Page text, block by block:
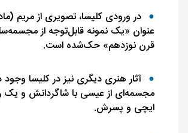
در ورودی کلیسا، تصویری از مریم
عنوان «یک نمونه قابل‌توجه از
قرن نوزدهم» حک‌شده است.
آثار هنری دیگری نیز در کلیسا وجود
مجسمه‌ای از عیسی با شاگردانش و یک
ایچی و پسرش.